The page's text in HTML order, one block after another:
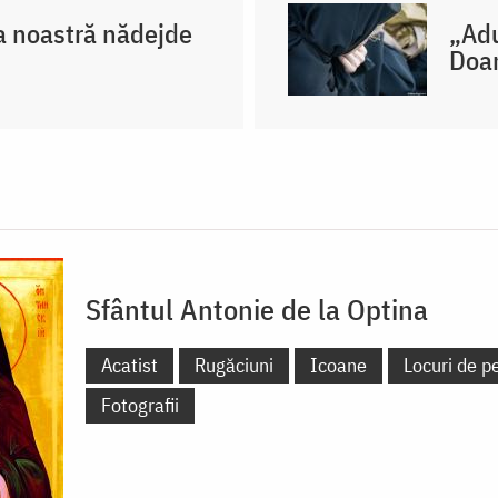
noastră nădejde
Sfântul Antonie de la Optina
Acatist Rugăciuni Icoane
Locuri de
Fotografii